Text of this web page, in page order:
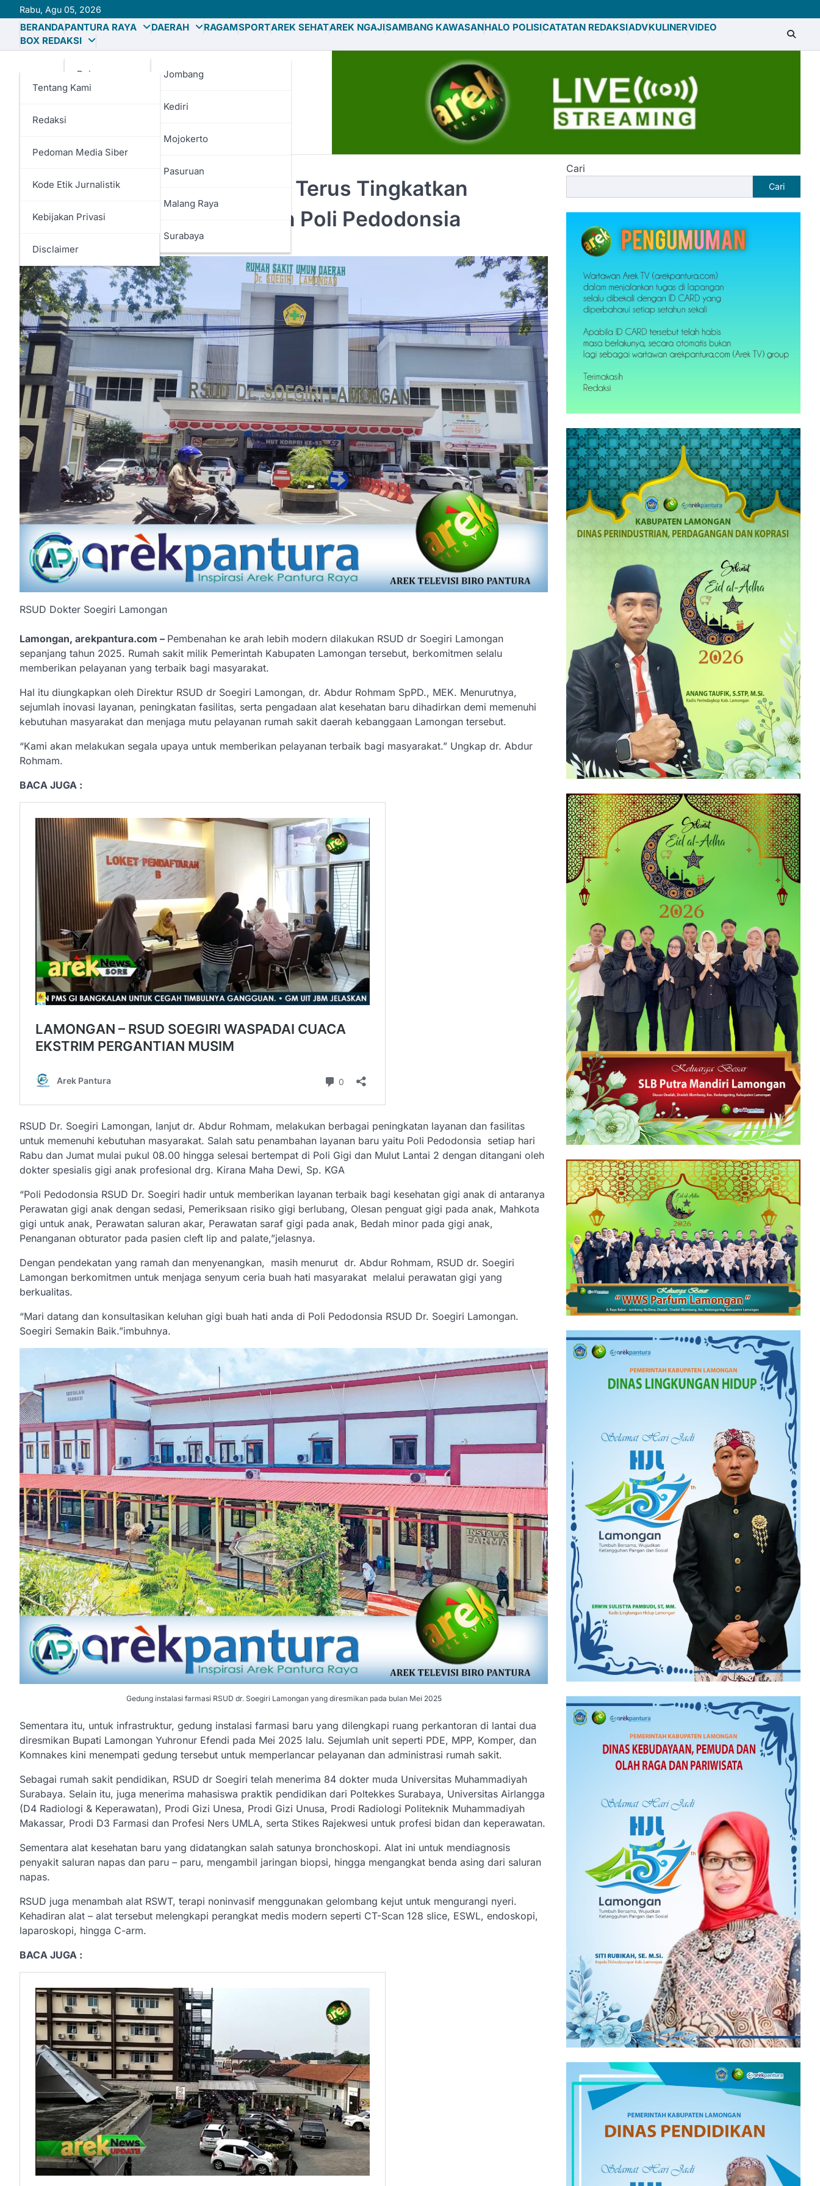
to
content
Rabu, Agu 05, 2026
BERANDAPANTURA RAYA
Bojonegoro
DAERAH
Jombang
Kediri
Mojokerto
Pasuruan
Malang Raya
Surabaya
RAGAMSPORTAREK SEHATAREK NGAJISAMBANG KAWASANHALO POLISICATATAN REDAKSIADVKULINERVIDEO
BOX REDAKSI
Tentang Kami
Redaksi
Pedoman Media Siber
Kode Etik Jurnalistik
Kebijakan Privasi
Disclaimer
RSUD dr. Soegiri Lamongan Terus Tingkatkan
Pelayanan dengan Hadirkan Poli Pedodonsia
Denny Bagus
RSUD Dokter Soegiri Lamongan
Lamongan, arekpantura.com – Pembenahan ke arah lebih modern dilakukan RSUD dr Soegiri Lamongan
sepanjang tahun 2025. Rumah sakit milik Pemerintah Kabupaten Lamongan tersebut, berkomitmen selalu
memberikan pelayanan yang terbaik bagi masyarakat.
Hal itu diungkapkan oleh Direktur RSUD dr Soegiri Lamongan, dr. Abdur Rohmam SpPD., MEK. Menurutnya,
sejumlah inovasi layanan, peningkatan fasilitas, serta pengadaan alat kesehatan baru dihadirkan demi memenuhi
kebutuhan masyarakat dan menjaga mutu pelayanan rumah sakit daerah kebanggaan Lamongan tersebut.
“Kami akan melakukan segala upaya untuk memberikan pelayanan terbaik bagi masyarakat.” Ungkap dr. Abdur
Rohmam.
BACA JUGA :
RSUD Dr. Soegiri Lamongan, lanjut dr. Abdur Rohmam, melakukan berbagai peningkatan layanan dan fasilitas
untuk memenuhi kebutuhan masyarakat. Salah satu penambahan layanan baru yaitu Poli Pedodonsia setiap hari
Rabu dan Jumat mulai pukul 08.00 hingga selesai bertempat di Poli Gigi dan Mulut Lantai 2 dengan ditangani oleh
dokter spesialis gigi anak profesional drg. Kirana Maha Dewi, Sp. KGA
“Poli Pedodonsia RSUD Dr. Soegiri hadir untuk memberikan layanan terbaik bagi kesehatan gigi anak di antaranya
Perawatan gigi anak dengan sedasi, Pemeriksaan risiko gigi berlubang, Olesan penguat gigi pada anak, Mahkota
gigi untuk anak, Perawatan saluran akar, Perawatan saraf gigi pada anak, Bedah minor pada gigi anak,
Penanganan obturator pada pasien cleft lip and palate,”jelasnya.
Dengan pendekatan yang ramah dan menyenangkan, masih menurut dr. Abdur Rohmam, RSUD dr. Soegiri
Lamongan berkomitmen untuk menjaga senyum ceria buah hati masyarakat melalui perawatan gigi yang
berkualitas.
“Mari datang dan konsultasikan keluhan gigi buah hati anda di Poli Pedodonsia RSUD Dr. Soegiri Lamongan.
Soegiri Semakin Baik.”imbuhnya.
Gedung instalasi farmasi RSUD dr. Soegiri Lamongan yang diresmikan pada bulan Mei 2025
Sementara itu, untuk infrastruktur, gedung instalasi farmasi baru yang dilengkapi ruang perkantoran di lantai dua
diresmikan Bupati Lamongan Yuhronur Efendi pada Mei 2025 lalu. Sejumlah unit seperti PDE, MPP, Komper, dan
Komnakes kini menempati gedung tersebut untuk memperlancar pelayanan dan administrasi rumah sakit.
Sebagai rumah sakit pendidikan, RSUD dr Soegiri telah menerima 84 dokter muda Universitas Muhammadiyah
Surabaya. Selain itu, juga menerima mahasiswa praktik pendidikan dari Poltekkes Surabaya, Universitas Airlangga
(D4 Radiologi & Keperawatan), Prodi Gizi Unesa, Prodi Gizi Unusa, Prodi Radiologi Politeknik Muhammadiyah
Makassar, Prodi D3 Farmasi dan Profesi Ners UMLA, serta Stikes Rajekwesi untuk profesi bidan dan keperawatan.
Sementara alat kesehatan baru yang didatangkan salah satunya bronchoskopi. Alat ini untuk mendiagnosis
penyakit saluran napas dan paru – paru, mengambil jaringan biopsi, hingga mengangkat benda asing dari saluran
napas.
RSUD juga menambah alat RSWT, terapi noninvasif menggunakan gelombang kejut untuk mengurangi nyeri.
Kehadiran alat – alat tersebut melengkapi perangkat medis modern seperti CT-Scan 128 slice, ESWL, endoskopi,
laparoskopi, hingga C-arm.
BACA JUGA :
Cari
Cari